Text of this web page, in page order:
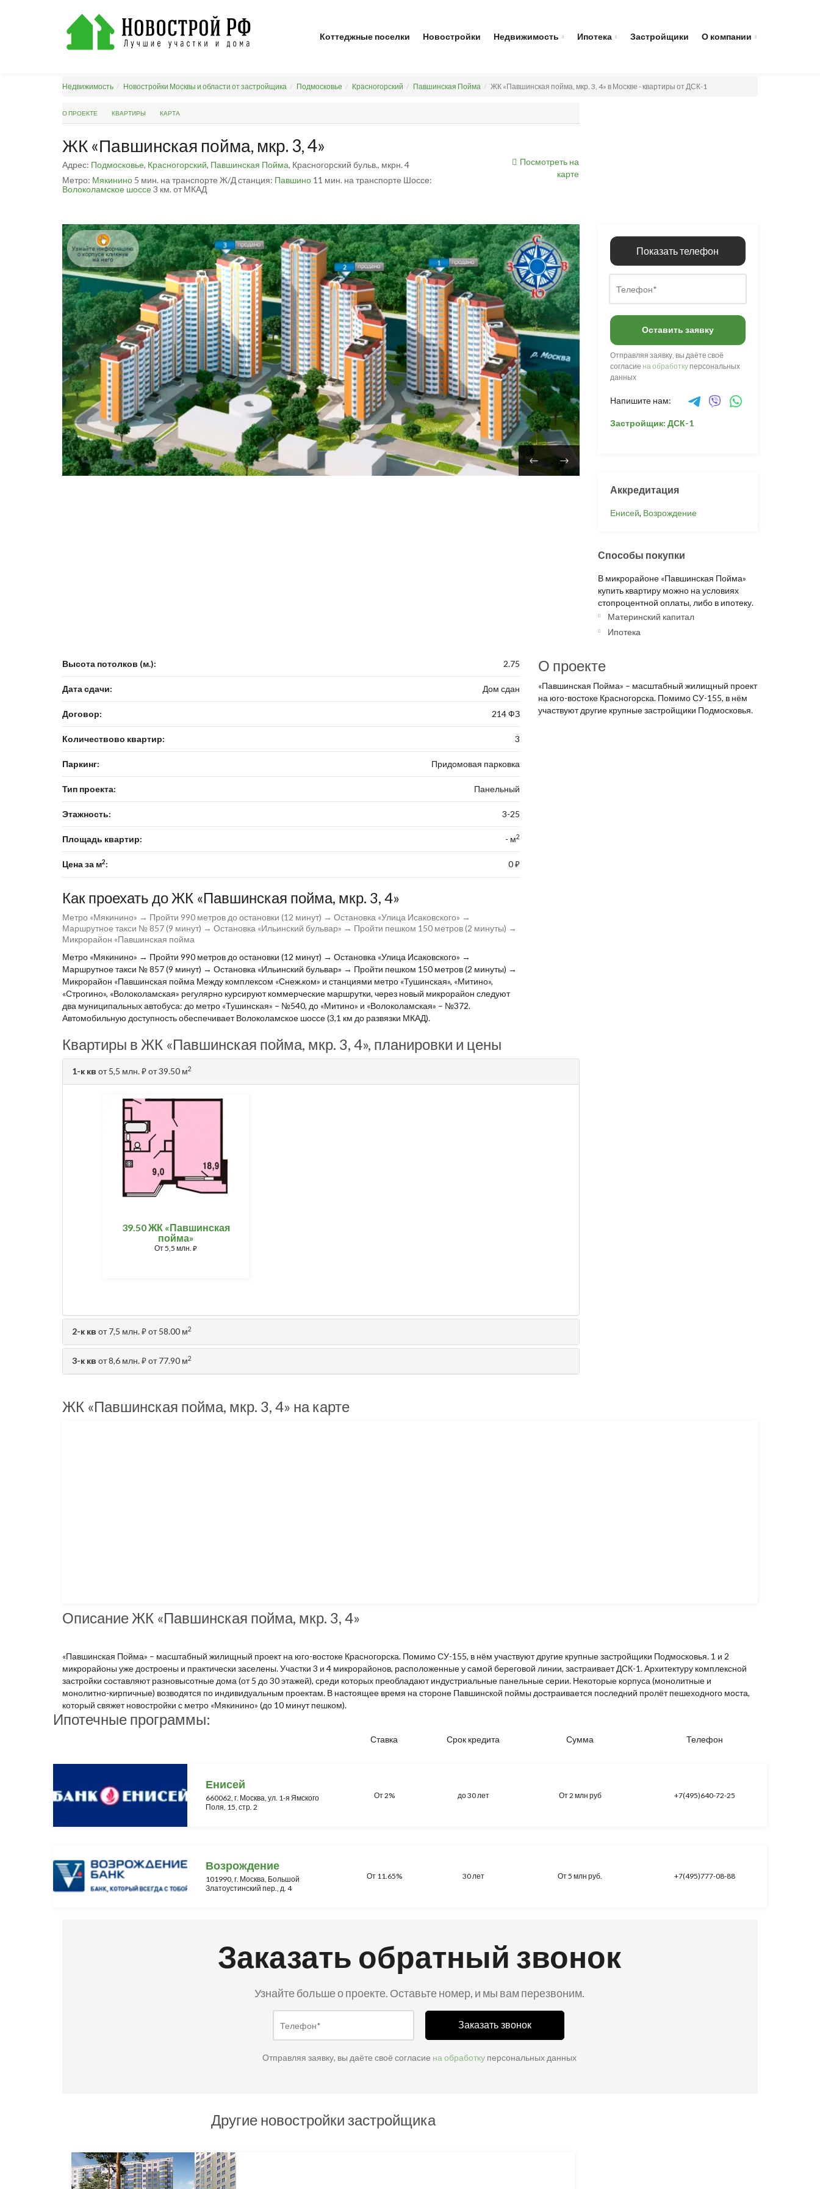
Коттеджные поселки Новостройки Недвижимость Ипотека Застройщики О компании
Недвижимость Новостройки Москвы и области от застройщика Подмосковье Красногорский Павшинская Пойма ЖК «Павшинская пойма, мкр. 3, 4» в Москве - квартиры от ДСК-1
О ПРОЕКТЕ КВАРТИРЫ КАРТА
ЖК «Павшинская пойма, мкр. 3, 4»
Адрес: Подмосковье, Красногорский, Павшинская Пойма, Красногорский бульв., мкрн. 4
Метро: Мякинино 5 мин. на транспорте Ж/Д станция: Павшино 11 мин. на транспорте Шоссе:
Волоколамское шоссе3 км. от МКАД
Посмотреть на
карте
Показать телефон
Оставить заявку
Отправляя заявку, вы даёте своё
согласие на обработкуперсональных
данных
Напишите нам:
Застройщик: ДСК-1
Аккредитация
Енисей, Возрождение
Способы покупки
В микрорайоне «Павшинская Пойма»
купить квартиру можно на условиях
стопроцентной оплаты, либо в ипотеку.
Материнский капитал
Ипотека
Высота потолков (м.): 2.75
Дата сдачи: Дом сдан
Договор: 214 ФЗ
Количествово квартир: 3
Паркинг: Придомовая парковка
Тип проекта: Панельный
Этажность: 3-25
Площадь квартир: - м2
Цена за м2: 0⃏
Как проехать до ЖК «Павшинская пойма, мкр. 3, 4»
Метро «Мякинино» → Пройти 990 метров до остановки (12 минут) → Остановка «Улица Исаковского» →
Маршрутное такси № 857 (9 минут) → Остановка «Ильинский бульвар» → Пройти пешком 150 метров (2 минуты) →
Микрорайон «Павшинская пойма
Метро «Мякинино» → Пройти 990 метров до остановки (12 минут) → Остановка «Улица Исаковского» →
Маршрутное такси № 857 (9 минут) → Остановка «Ильинский бульвар» → Пройти пешком 150 метров (2 минуты) →
Микрорайон «Павшинская пойма Между комплексом «Снеж.ком» и станциями метро «Тушинская», «Митино»,
«Строгино», «Волоколамская» регулярно курсируют коммерческие маршрутки, через новый микрорайон следуют
два муниципальных автобуса: до метро «Тушинская» – №540, до «Митино» и «Волоколамская» – №372.
Автомобильную доступность обеспечивает Волоколамское шоссе (3,1 км до развязки МКАД).
О проекте
«Павшинская Пойма» – масштабный жилищный проект
на юго-востоке Красногорска. Помимо СУ-155, в нём
участвуют другие крупные застройщики Подмосковья.
Квартиры в ЖК «Павшинская пойма, мкр. 3, 4», планировки и цены
1-к кв от 5,5 млн.⃏от 39.50 м2
39.50 ЖК «Павшинская
пойма»
От5,5 млн. ⃏
2-к кв от 7,5 млн.⃏от 58.00 м2
3-к кв от 8,6 млн.⃏от 77.90 м2
ЖК «Павшинская пойма, мкр. 3, 4» на карте
Описание ЖК «Павшинская пойма, мкр. 3, 4»
«Павшинская Пойма» – масштабный жилищный проект на юго-востоке Красногорска. Помимо СУ-155, в нём участвуют другие крупные застройщики Подмосковья. 1 и 2
микрорайоны уже достроены и практически заселены. Участки 3 и 4 микрорайонов, расположенные у самой береговой линии, застраивает ДСК-1. Архитектуру комплексной
застройки составляют разновысотные дома (от 5 до 30 этажей), среди которых преобладают индустриальные панельные серии. Некоторые корпуса (монолитные и
монолитно-кирпичные) возводятся по индивидуальным проектам. В настоящее время на стороне Павшинской поймы достраивается последний пролёт пешеходного моста,
который свяжет новостройки с метро «Мякинино» (до 10 минут пешком).
Ипотечные программы:
Ставка Срок кредита Сумма Телефон
Енисей
660062, г. Москва, ул. 1-я Ямского
Поля, 15, стр. 2
От 2% до 30 лет От 2 млн руб +7(495)640-72-25
Возрождение
101990, г. Москва, Большой
Златоустинский пер., д. 4
От 11.65% 30 лет От 5 млн руб. +7(495)777-08-88
Заказать обратный звонок
Узнайте больше о проекте. Оставьте номер, и мы вам перезвоним.
Заказать звонок
Отправляя заявку, вы даёте своё согласие на обработкуперсональных данных
Другие новостройки застройщика